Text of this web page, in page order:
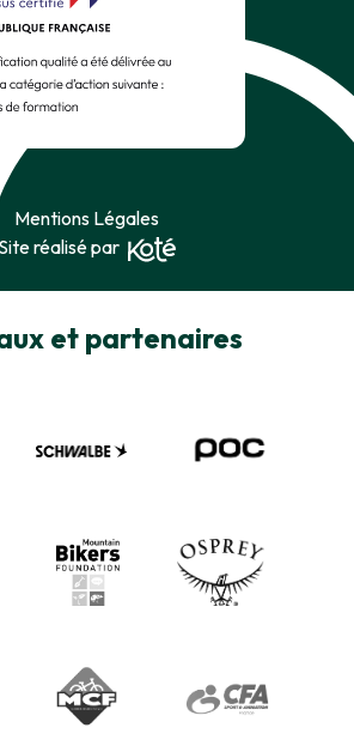
Mentions Légales
Site réalisé par
et partenaires